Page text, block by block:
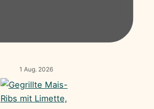
1 Aug. 2026